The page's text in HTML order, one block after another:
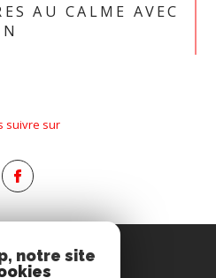
AU CALME AVEC
suivre sur
notre site